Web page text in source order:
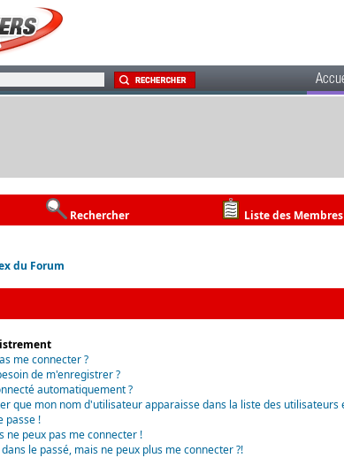
Rechercher Liste des Membres
du Forum
me connecter ?
de m'enregistrer ?
automatiquement ?
que mon nom d'utilisateur apparaisse dans la liste des utilisateurs
passe !
ne peux pas me connecter !
le passé, mais ne peux plus me connecter ?!